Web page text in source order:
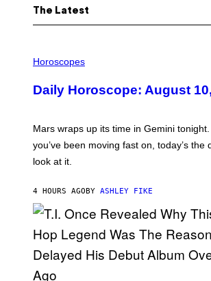
The Latest
L
S
T
I
O
N
R
E
E
A
Horoscopes
Daily Horoscope: August
Mars wraps up its time in Gemini
you’ve been moving fast on, today’s the
look at it.
4 HOURS AGO BY ASHLEY FIKE